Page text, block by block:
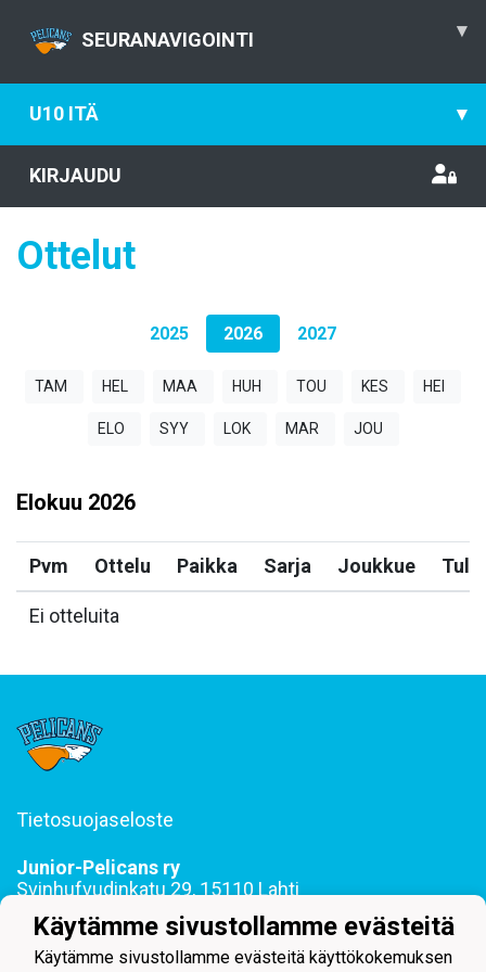
SEURANAVIGOINTI ▾
U10 ITÄ ▾
KIRJAUDU
Ottelut
2025 2026 2027
TAM HEL MAA HUH TOU KES HEI
ELO SYY LOK MAR JOU
Elokuu 2026
Pvm Ottelu Paikka Sarja Joukkue
Ei otteluita
Tietosuojaseloste
Junior-Pelicans ry
Svinhufvudinkatu 29, 15110 Lahti
044 255 1975 toimisto@juniorpelicans.fi
Toimisto avoinna ma-pe klo 9-15
Käytämme sivustollamme evästeitä
Käytämme sivustollamme evästeitä käyttökokemuksen